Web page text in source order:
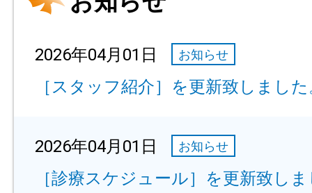
2026年04月01日 お知らせ
［スタッフ紹介］を更新致しました
2026年04月01日 お知らせ
［診療スケジュール］を更新致し